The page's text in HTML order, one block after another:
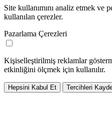
Site kullanımını analiz etmek ve
kullanılan çerezler.
Pazarlama Çerezleri
Kişiselleştirilmiş reklamlar
etkinliğini ölçmek için kullanılır.
Hepsini Kabul Et Tercihleri